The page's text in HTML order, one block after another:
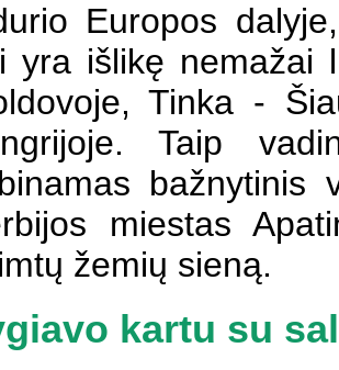
Europos
yra išlikę nemažai
Tinka -
Taip
bažnytinis
miestas
žemių sieną.
kartu su